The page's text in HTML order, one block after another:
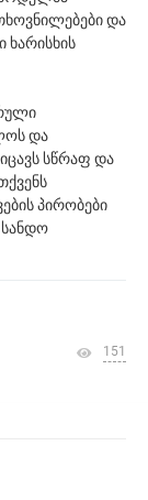
და
ხარისხის
და
სწრაფ და
პირობები
სანდო
151